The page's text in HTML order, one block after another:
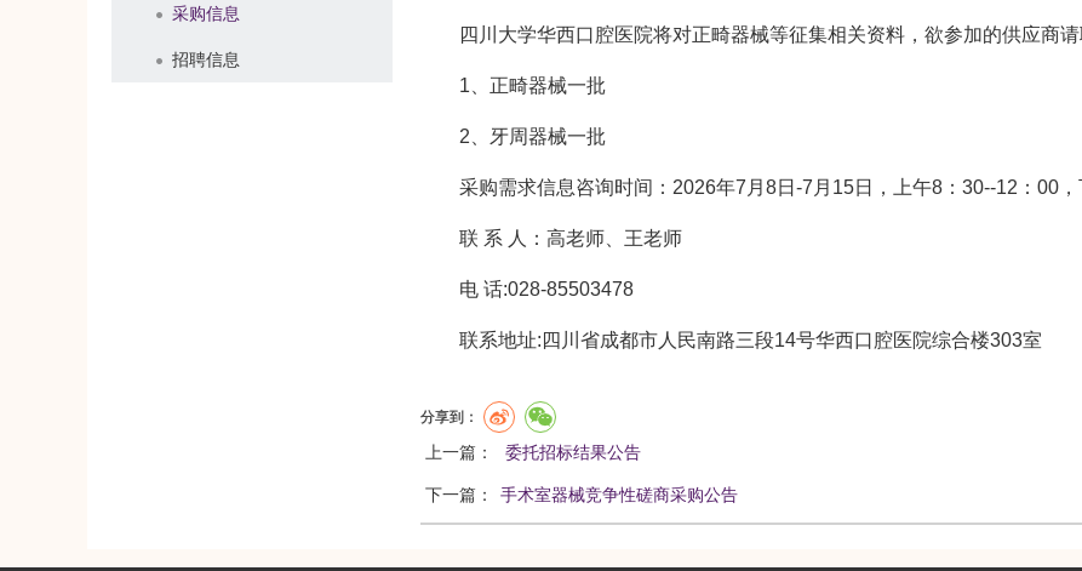
采购信息
招聘信息
四川大学华西口腔医院将对正畸器械等征集相关资料，欲参加的供应商请
1、正畸器械一批
2、牙周器械一批
采购需求信息咨询时间：2026年7月8日-7月15日，上午8：30--12：00
联 系 人：高老师、王老师
电 话:028-85503478
联系地址:四川省成都市人民南路三段14号华西口腔医院综合楼303室
分享到：
上一篇： 委托招标结果公告
下一篇： ​手术室器械竞争性磋商采购公告